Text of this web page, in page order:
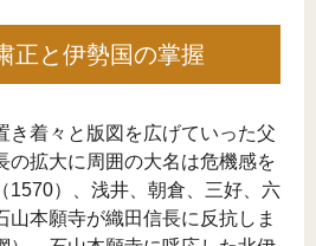
正と伊勢国の掌握
き着々と版図を広げていった父
の拡大に周囲の大名は危機感を
1570）、浅井、朝倉、三好、六
山本願寺が織田信長に反抗しま